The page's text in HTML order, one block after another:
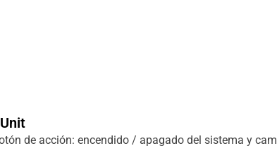
de acción: encendido / apagado del sistema y